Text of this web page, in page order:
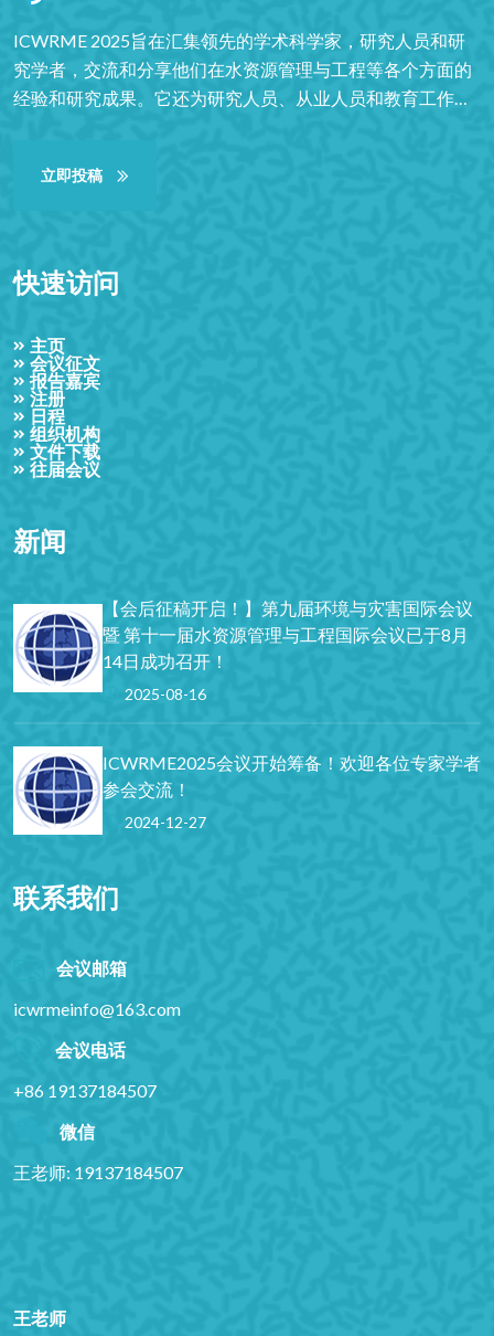
ICWRME 2025旨在汇集领先的学术科学家，研究人员和研
究学者，交流和分享他们在水资源管理与工程等各个方面的
经验和研究成果。它还为研究人员、从业人员和教育工作者
和采用的解决方案。凭借其高质量，它为学生、学者和研究
立即投稿
快速访问
主页
会议征文
报告嘉宾
注册
日程
组织机构
文件下载
往届会议
新闻
【会后征稿开启！】第九届环境与灾害国际会议
暨 第十一届水资源管理与工程国际会议已于8月
14日成功召开！
2025-08-16
ICWRME2025会议开始筹备！欢迎各位专家学者
参会交流！
2024-12-27
联系我们
会议邮箱
icwrmeinfo@163.com
会议电话
+86 19137184507
微信
王老师: 19137184507
王老师